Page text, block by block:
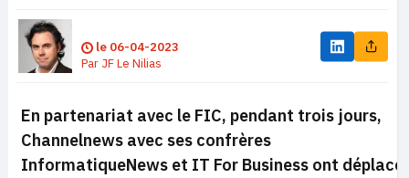
le 06-04-2023
Par JF Le Nilias
En partenariat avec le FIC, pendant trois jours,
Channelnews avec ses confrères
InformatiqueNews et IT For Business ont déplacé